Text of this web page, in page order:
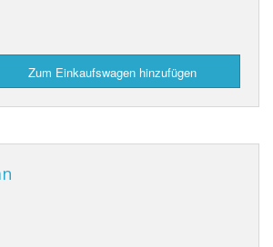
Zum Einkaufswagen hinzufügen